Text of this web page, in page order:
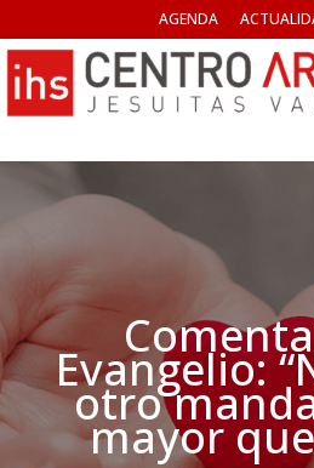
AGENDA
Evangelio:
otro
mayor